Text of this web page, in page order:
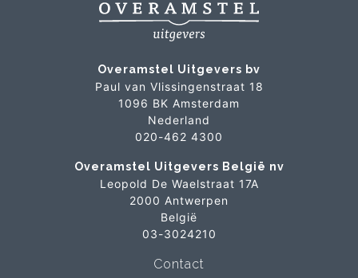
Overamstel Uitgevers bv
Paul van Vlissingenstraat 18
1096 BK Amsterdam
Nederland
020-462 4300
Overamstel Uitgevers België nv
Leopold De Waelstraat 17A
2000 Antwerpen
België
03-3024210
Contact